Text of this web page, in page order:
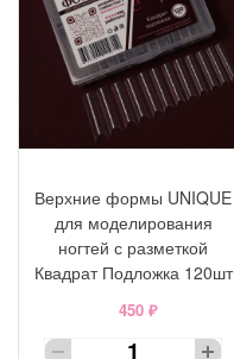
Верхние формы UNIQUE
для моделирования
ногтей с разметкой
Квадрат Подложка 120шт
450 ₽